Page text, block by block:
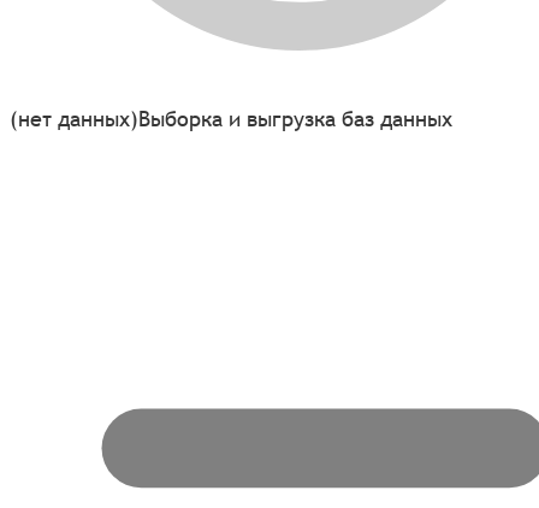
(нет данных)Выборка и выгрузка баз данных